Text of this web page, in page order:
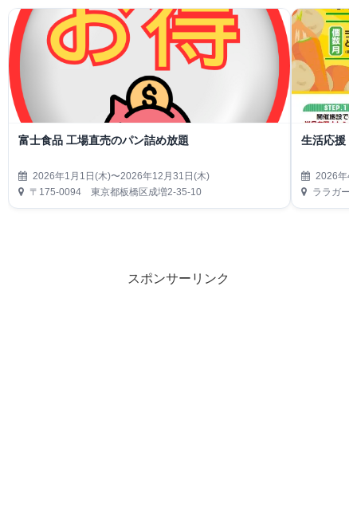
富士食品 工場直売のパン詰め放題
2026年1月1日(木)〜2026年12月31日(木)
〒175-0094 東京都板橋区成増2-35-10
生活応援
2026年4
ララガー
スポンサーリンク